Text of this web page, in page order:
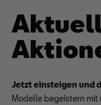
Jetzt einsteigen und
Modelle begeistern mit